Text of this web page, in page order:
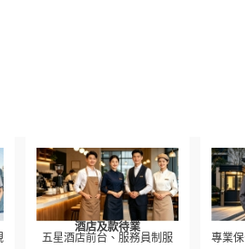
酒店及款待業
五星酒店前台、服務員制服
專業